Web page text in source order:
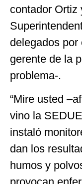
contador Ortiz
delegados
gerente de la
problema-.
“Mire usted
vino la
instaló
dan los
humos y